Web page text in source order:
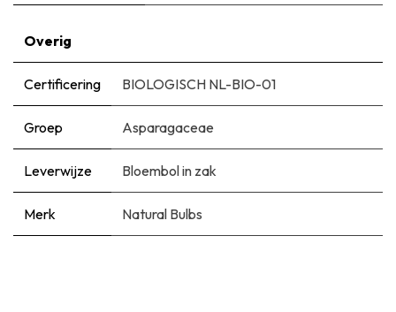
Overig
Certificering BIOLOGISCH NL-BIO-01
Groep Asparagaceae
Leverwijze Bloembol in zak
Merk Natural Bulbs